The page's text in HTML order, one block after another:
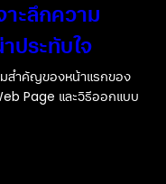
าะลึกความ
ประทับใจ
สำคัญของหน้าแรกของ
Page และวิธีออกแบบ